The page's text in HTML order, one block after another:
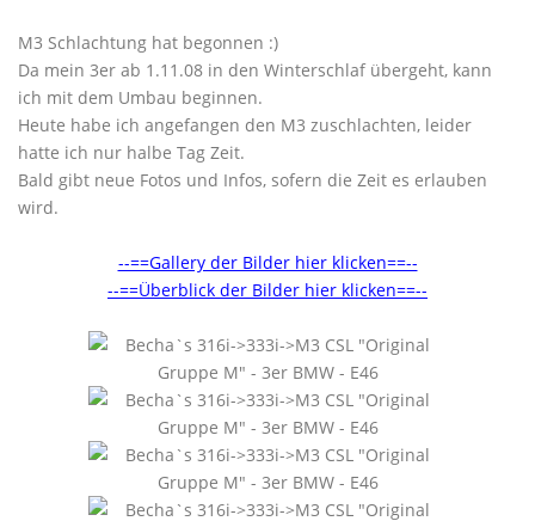
M3 Schlachtung hat begonnen :)
Da mein 3er ab 1.11.08 in den Winterschlaf übergeht, kann
ich mit dem Umbau beginnen.
Heute habe ich angefangen den M3 zuschlachten, leider
hatte ich nur halbe Tag Zeit.
Bald gibt neue Fotos und Infos, sofern die Zeit es erlauben
wird.
--==Gallery der Bilder hier klicken==--
--==Überblick der Bilder hier klicken==--